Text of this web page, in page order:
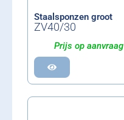
Staalsponzen groot
ZV40/30
Prijs op aanvraag